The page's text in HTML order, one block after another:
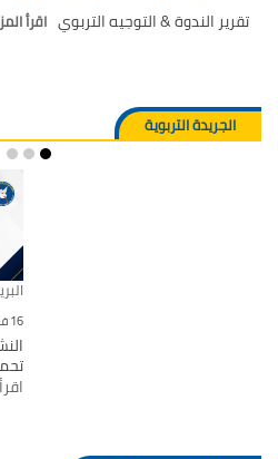
تقرير الندوة & التوجيه التربوي اقرأ
الجريدة التربوية
16 فبراير، 2026